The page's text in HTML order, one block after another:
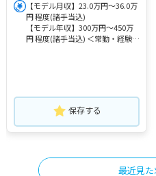
【モデル月収】23.0万円～36.0万
円 程度(諸手当込)
【モデル年収】300万円～450万
円 程度(諸手当込) ＜常勤・経験者
保存する
最近見